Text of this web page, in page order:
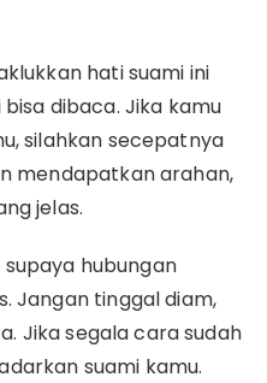
hati suami ini
dibaca. Jika kamu
silahkan secepatnya
mendapatkan arahan,
jelas.
hubungan
Jangan tinggal diam,
Jika segala cara sudah
suami kamu.